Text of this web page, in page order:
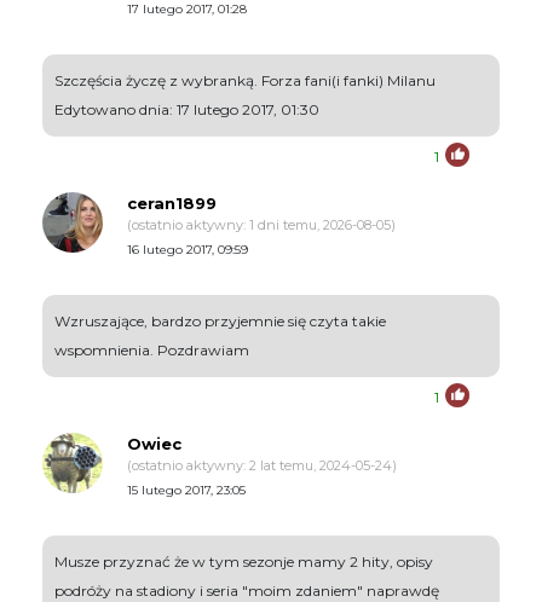
17 lutego 2017, 01:28
Szczęścia życzę z wybranką. Forza fani(i fanki) Milanu
Edytowano dnia: 17 lutego 2017, 01:30
1
ceran1899
(ostatnio aktywny: 1 dni temu, 2026-08-05)
16 lutego 2017, 09:59
Wzruszające, bardzo przyjemnie się czyta takie
wspomnienia. Pozdrawiam
1
Owiec
(ostatnio aktywny: 2 lat temu, 2024-05-24)
15 lutego 2017, 23:05
Musze przyznać że w tym sezonje mamy 2 hity, opisy
podróży na stadiony i seria "moim zdaniem" naprawdę